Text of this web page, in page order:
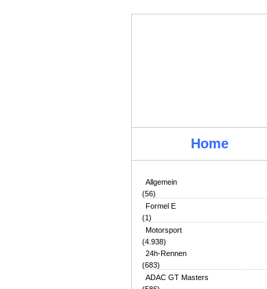
Home
Allgemein
(56)
Formel E
(1)
Motorsport
(4.938)
24h-Rennen
(683)
ADAC GT Masters